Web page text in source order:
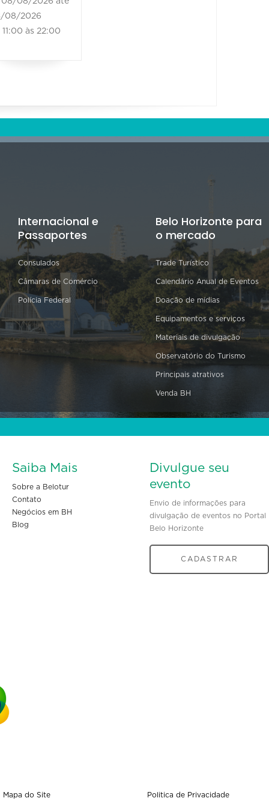
08/2026
às 22:00
Internacional e
Passaportes
Consulados
Câmaras de Comércio
Polícia Federal
Belo Horizonte para
o mercado
Trade Turístico
Calendário Anual de Eventos
Doação de mídias
Equipamentos e serviços
Materiais de divulgação
Observatório do Turismo
Principais atrativos
Venda BH
Saiba Mais
Sobre a Belotur
Contato
Negócios em BH
Blog
Divulgue seu
evento
Envio de informações para
divulgação de eventos no Portal
Belo Horizonte
CADASTRAR
Mapa do Site Politica de Privacidade